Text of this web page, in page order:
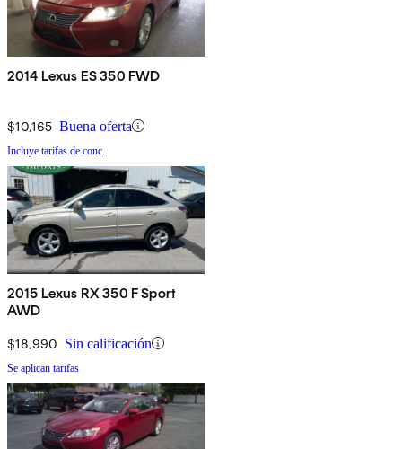
2014 Lexus ES 350 FWD
$10,165 Buena oferta
Incluye tarifas de conc.
2015 Lexus RX 350 F Sport
AWD
$18,990 Sin calificación
Se aplican tarifas